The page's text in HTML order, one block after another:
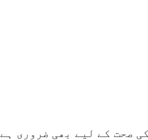
صحت کے لیے بھی ضروری